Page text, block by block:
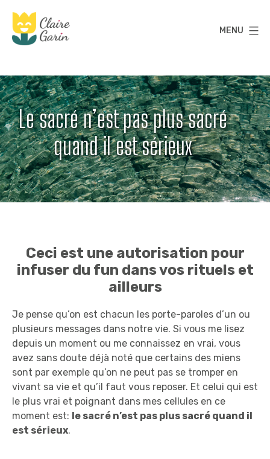
contenu
MENU
Le sacré n’est pas plus sacré
quand il est sérieux
Ceci est une autorisation pour
infuser du fun dans vos rituels et
ailleurs
Je pense qu’on est chacun les porte-paroles d’un ou
plusieurs messages dans notre vie. Si vous me lisez
depuis un moment ou me connaissez en vrai, vous
avez sans doute déjà noté que certains des miens
sont par exemple qu’on ne peut pas se tromper en
vivant sa vie et qu’il faut vous reposer. Et celui qui est
le plus vrai et poignant dans mes cellules en ce
moment est: le sacré n’est pas plus sacré quand il
est sérieux.